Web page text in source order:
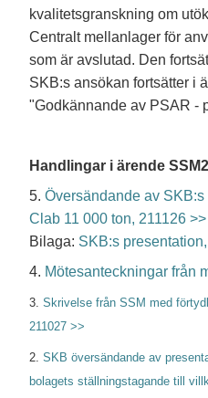
kvalitetsgranskning om
Centralt mellanlager för
som är avslutad. Den
SKB:s ansökan fortsätter i
"Godkännande av PSAR -
Handlingar i ärende
5. Översändande av
Clab 11 000 ton, 211126 >>
Bilaga: SKB:s
4. Mötesanteckningar från
3. Skrivelse från SSM med
211027 >>
2. SKB översändande av
bolagets ställningstagande till